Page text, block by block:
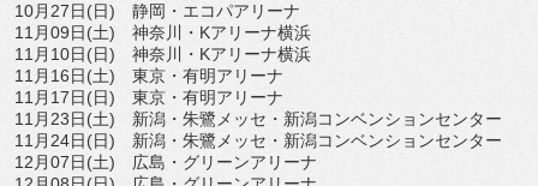
10月27日(日) 静岡・エコパアリーナ
11月09日(土) 神奈川・Kアリーナ横浜
11月10日(日) 神奈川・Kアリーナ横浜
11月16日(土) 東京・有明アリーナ
11月17日(日) 東京・有明アリーナ
11月23日(土) 新潟・朱鷺メッセ・新潟コンベンションセンター
11月24日(日) 新潟・朱鷺メッセ・新潟コンベンションセンター
12月07日(土) 広島・グリーンアリーナ